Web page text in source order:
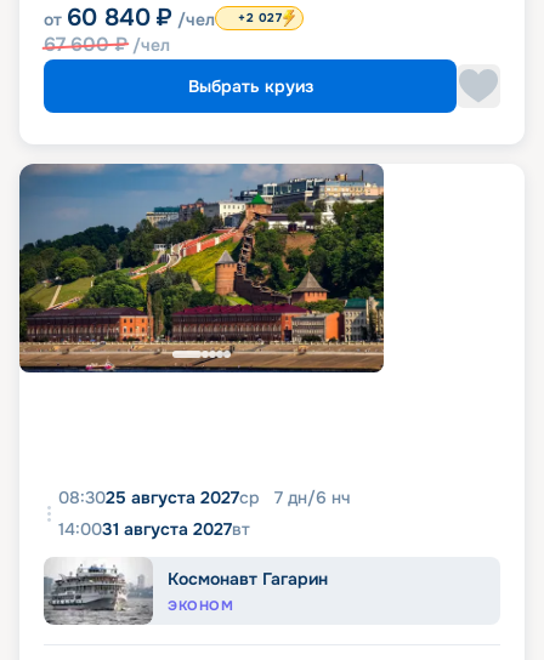
от 60 840 ₽ /чел
67 600₽ /чел
+2 027
Выбрать круиз
08:3025 августа 2027ср 7 дн/6 нч
14:0031 августа 2027вт
Космонавт Гагарин
ЭКОНОМ